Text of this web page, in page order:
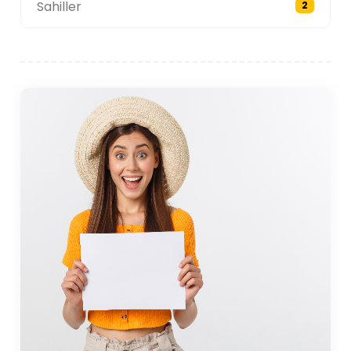
ürünleri ve hediyelik eşyalar dahil. Bu pazarlar
bankalar bulunmaktadır ve bu sayede ziyaretçilerin
konaklamaları boyunca tüm ihtiyaçlara erişimi
sağlanmaktadır.
Su Sporları ve Açık Hava Aktiviteleri
Gerze'nin konumu Karadeniz kıyısı burayı su sporları
ve açık hava etkinlikleri için ideal bir destinasyon
haline getiriyor. Kasabanın plajları, sakin suları ve
huzurlu atmosferleriyle tanınır; bu plajlar, onları
yüzmek, güneşlenmek ve deniz kenarında dinlenmek
için mükemmel kılar. Bölgenin en popüler plajlarından
biri de ilçe merkezine yakın konumda bulunan, temiz
denizi ve yumuşak kumuyla aile dostu bir ortam
Sahiller 2